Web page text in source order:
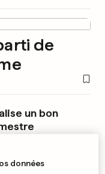
de
un bon
données